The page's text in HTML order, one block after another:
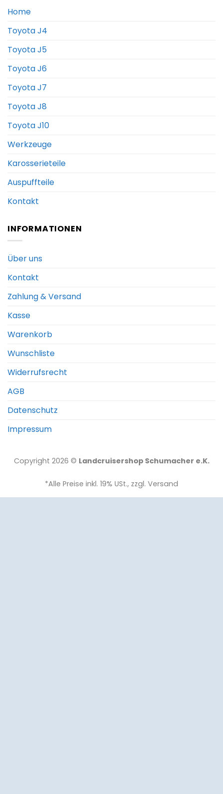
Home
Toyota J4
Toyota J5
Toyota J6
Toyota J7
Toyota J8
Toyota J10
Werkzeuge
Karosserieteile
Auspuffteile
Kontakt
INFORMATIONEN
Über uns
Kontakt
Zahlung & Versand
Kasse
Warenkorb
Wunschliste
Widerrufsrecht
AGB
Datenschutz
Impressum
Copyright 2026 © Landcruisershop Schumacher e.K.
*Alle Preise inkl. 19% USt., zzgl. Versand